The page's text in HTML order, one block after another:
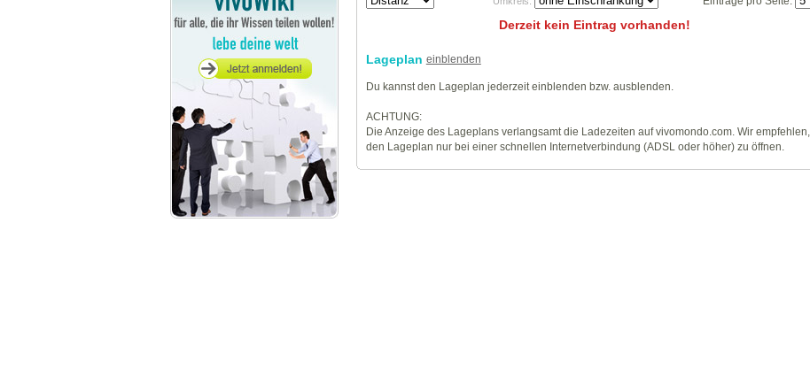
Derzeit kein Eintrag vorhanden!
Lageplan einblenden
Du kannst den Lageplan jederzeit einblenden bzw. ausblenden.
ACHTUNG:
Die Anzeige des Lageplans verlangsamt die Ladezeiten auf vivomondo.com. Wir empfehlen,
den Lageplan nur bei einer schnellen Internetverbindung (ADSL oder höher) zu öffnen.